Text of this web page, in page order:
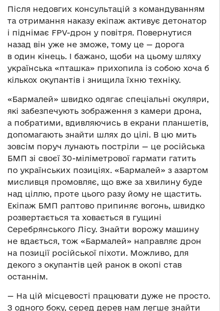
Після недовгих консультацій з командуванням
та отримання наказу екіпаж активує детонатор
і піднімає FPV-дрон у повітря. Повернутися
назад він уже не зможе, тому це — дорога
в один кінець. І бажано, щоби на цьому шляху
українська «пташка» прихопила із собою хоча б
кількох окупантів і знищила їхню техніку.
«Бармалей» швидко одягає спеціальні окуляри,
які забезпечують зображення з камери дрона,
а побратими, вдивляючись в екрани планшетів,
допомагають знайти шлях до цілі. В цю мить
зовсім поруч лунають постріли — це російська
БМП зі своєї 30-міліметрової гармати гатить
по українських позиціях. «Бармалей» з азартом
мисливця промовляє, що вже за хвилину буде
над ціллю, проте цього разу йому не щастить.
Екіпаж БМП раптово припиняє вогонь, швидко
розвертається та ховається в гущині
Серебрянського Лісу. Знайти ворожу машину
не вдається, тож «Бармалей» направляє дрон
на позиції російської піхоти. Можливо, для
декого з окупантів цей ранок в окопі став
останнім.
— На цій місцевості працювати дуже не просто.
З одного боку, серед дерев нам легше знайти